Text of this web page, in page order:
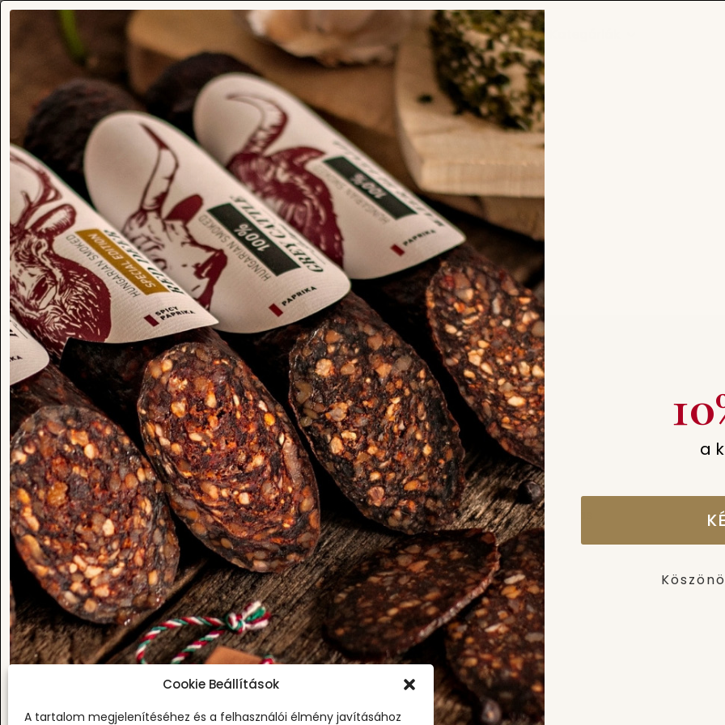
Cookie Beállítások
A tartalom megjelenítéséhez és a felhasználói élmény javításához
Venison Gusto Főoldal Shop
Szerző:Mike
KATEGÓRIÁK
Mentsük meg!
Szarvas
Angus Marha
Őz
Ajándékdobozok
Minden Ínyencség
SEGÍTSÉGRE VAN SZÜKSÉGED?
Írj Emailt: wecare@venisongusto.com
JOGI RÉSZ
Adatkezelési Tájékoztató
Általános Szerződési Feltételek
Cookie Nyilatkozat
Impresszum
Online Elállás
a